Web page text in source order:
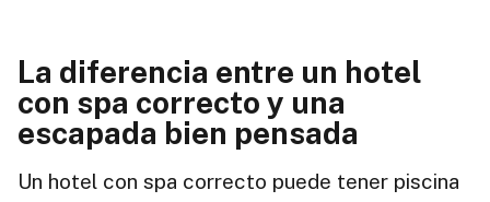
La diferencia entre un hotel
con spa correcto y una
escapada bien pensada
Un hotel con spa correcto puede tener piscina